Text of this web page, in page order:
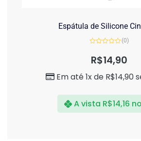
Espátula de Silicone
de
(0)
R$14,90
Em até 1x de R$14,90
A vista R$14,16